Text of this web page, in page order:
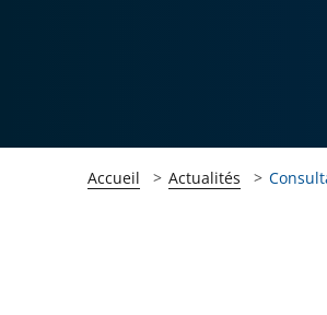
Accueil Actualités